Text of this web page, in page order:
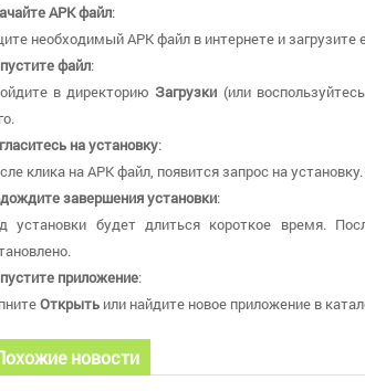
APK файл:
необходимый APK файл в интернете и
файл:
в директориюЗагрузки (или
на установку:
клика на APK файл, появится запрос на
завершения установки:
установки будет длиться короткое время.
приложение:
Открыть или найдите новое приложение в
новости